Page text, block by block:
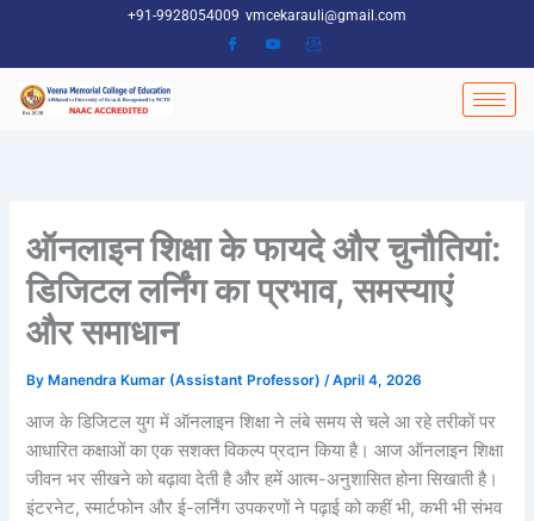
content
+91-9928054009 vmcekarauli@gmail.com
ऑनलाइन शिक्षा के फायदे और चुनौतियां:
डिजिटल लर्निंग का प्रभाव, समस्याएं
और समाधान
ByManendra Kumar (Assistant Professor) /April 4, 2026
आज के डिजिटल युग में ऑनलाइन शिक्षा ने लंबे समय से चले आ रहे तरीकों पर
आधारित कक्षाओं का एक सशक्त विकल्प प्रदान किया है। आज ऑनलाइन शिक्षा
जीवन भर सीखने को बढ़ावा देती है और हमें आत्म-अनुशासित होना सिखाती है।
इंटरनेट, स्मार्टफोन और ई-लर्निंग उपकरणों ने पढ़ाई को कहीं भी, कभी भी संभव